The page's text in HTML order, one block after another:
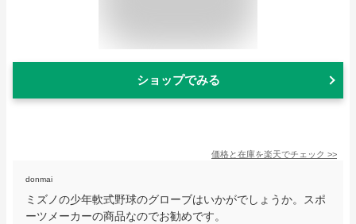
ショップでみる
価格と在庫を楽天でチェック >>
donmai
ミズノの少年軟式野球のグローブはいかがでしょうか。スポ
ーツメーカーの商品なのでお勧めです。